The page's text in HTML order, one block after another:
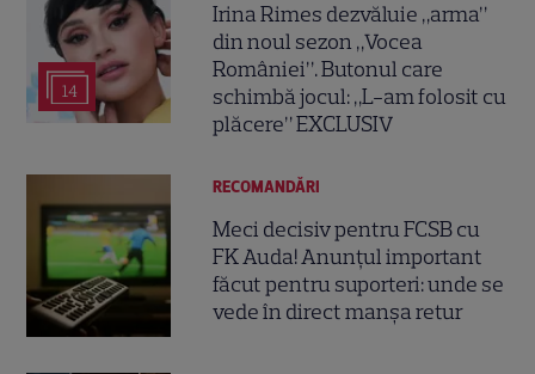
14
Irina Rimes dezvăluie „arma”
din noul sezon „Vocea
României”. Butonul care
schimbă jocul: „L-am folosit cu
plăcere” EXCLUSIV
RECOMANDĂRI
Meci decisiv pentru FCSB cu
FK Auda! Anunțul important
făcut pentru suporteri: unde se
vede în direct manșa retur